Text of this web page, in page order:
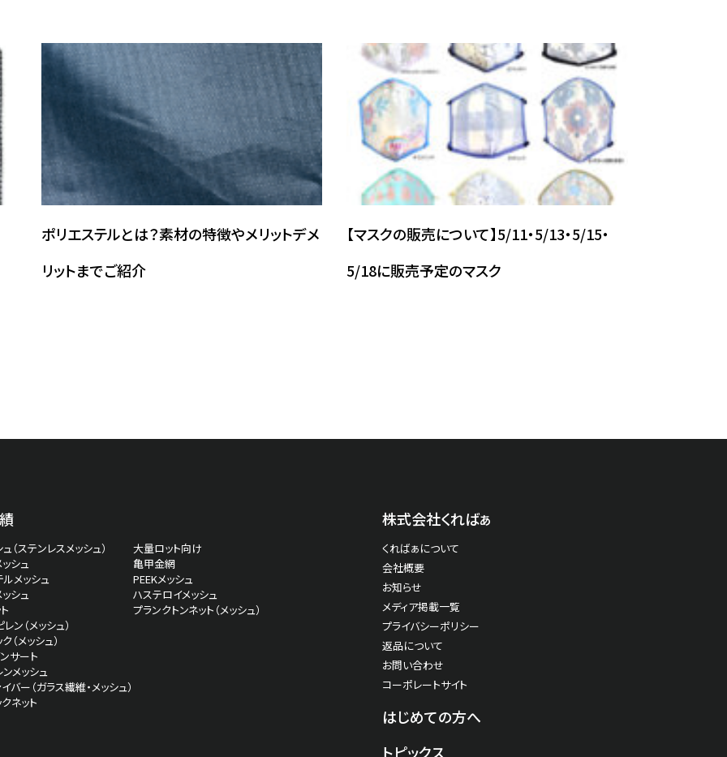
ポリエステルとは？素材の特徴やメリットデメ
リットまでご紹介
【マスクの販売について】5/11・5/13・5/15・
5/18に販売予定のマスク
（ステンレスメッシュ）
シュ
メッシュ
シュ
ン（メッシュ）
（メッシュ）
サート
メッシュ
バー（ガラス繊維・メッシュ）
ネット
大量ロット向け
亀甲金網
PEEKメッシュ
ハステロイメッシュ
プランクトンネット（メッシュ）
株式会社くればぁ
くればぁについて
会社概要
お知らせ
メディア掲載一覧
プライバシーポリシー
返品について
お問い合わせ
コーポレートサイト
はじめての方へ
トピックス